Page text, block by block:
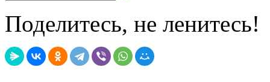
Поделитесь, не ленитесь!